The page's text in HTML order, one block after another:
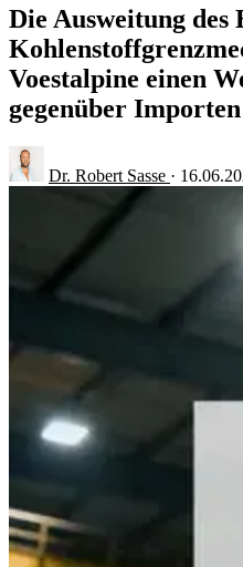
Die Ausweitung des
Voestalpine einen
gegenüber
Dr. Robert Sasse ·